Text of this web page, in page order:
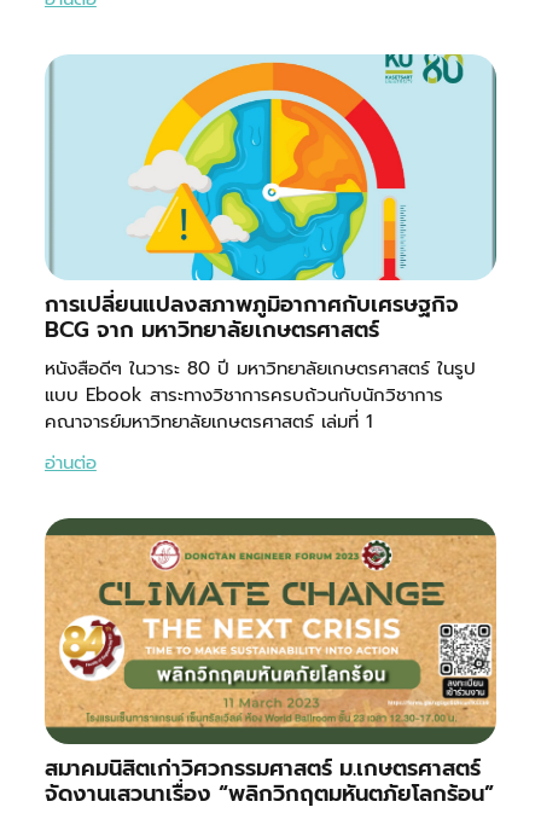
การเปลี่ยนแปลงสภาพภูมิอากาศกับเศรษฐกิจ
BCG จาก มหาวิทยาลัยเกษตรศาสตร์
หนังสือดีๆ ในวาระ 80 ปี มหาวิทยาลัยเกษตรศาสตร์ ในรูป
แบบ Ebook สาระทางวิชาการครบถ้วนกับนักวิชาการ
คณาจารย์มหาวิทยาลัยเกษตรศาสตร์ เล่มที่ 1
อ่านต่อ
สมาคมนิสิตเก่าวิศวกรรมศาสตร์ ม.เกษตรศาสตร์
จัดงานเสวนาเรื่อง “พลิกวิกฤตมหันตภัยโลกร้อน”